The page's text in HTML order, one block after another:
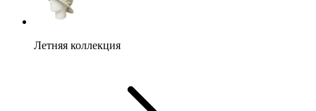
Летняя коллекция